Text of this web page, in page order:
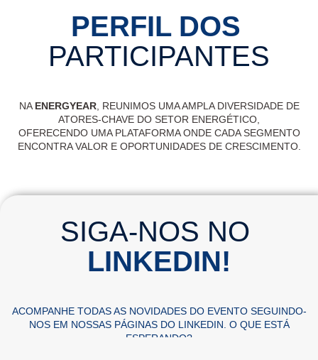
PERFIL DOS
PARTICIPANTES
NA ENERGYEAR, REUNIMOS UMA AMPLA DIVERSIDADE DE
ATORES-CHAVE DO SETOR ENERGÉTICO,
OFERECENDO UMA PLATAFORMA ONDE CADA SEGMENTO
ENCONTRA VALOR E OPORTUNIDADES DE CRESCIMENTO.
SIGA-NOS NO
LINKEDIN!
ACOMPANHE TODAS AS NOVIDADES DO EVENTO SEGUINDO-
NOS EM NOSSAS PÁGINAS DO LINKEDIN. O QUE ESTÁ
ESPERANDO?